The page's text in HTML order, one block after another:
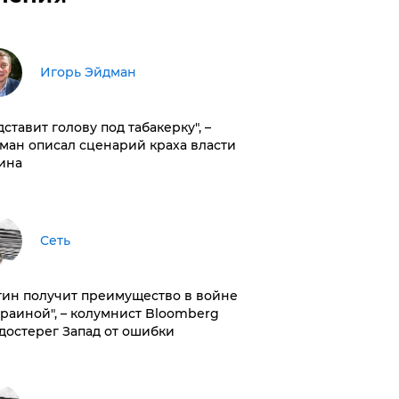
Игорь Эйдман
голову под табакерку", –
описал сценарий краха власти
Сеть
получит преимущество в войне
– колумнист Bloomberg
Запад от ошибки